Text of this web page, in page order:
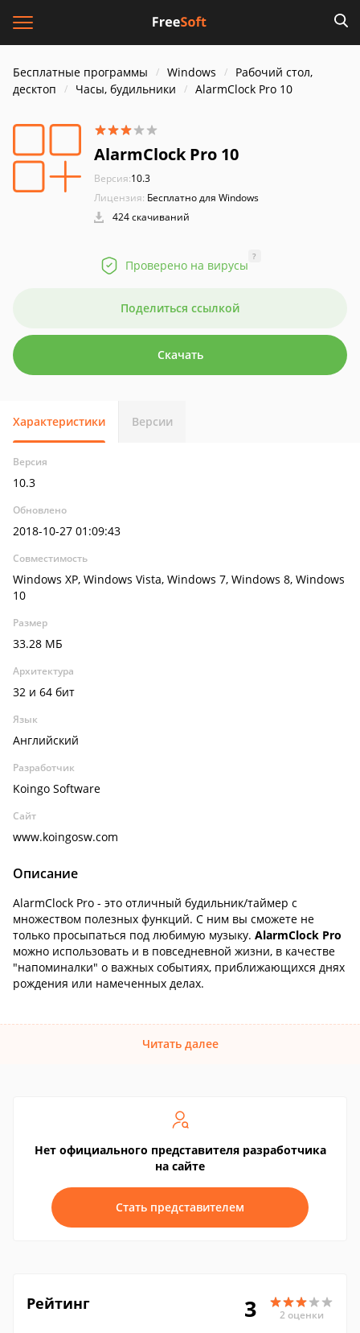
Бесплатные программы Windows
Рабочий стол,
десктоп
Часы, будильники AlarmClock Pro 10
AlarmClock Pro 10
Версия:10.3
Лицензия: Бесплатно для Windows
424 скачиваний
Проверено на вирусы
?
Поделиться ссылкой
Скачать
Характеристики Версии
Версия
10.3
Обновлено
2018-10-27 01:09:43
Совместимость
Windows XP, Windows Vista, Windows 7, Windows 8, Windows
10
Размер
33.28 МБ
Архитектура
32 и 64 бит
Язык
Английский
Разработчик
Koingo Software
Сайт
www.koingosw.com
Описание
AlarmClock Pro - это отличный будильник/таймер с
множеством полезных функций. С ним вы сможете не
только просыпаться под любимую музыку. AlarmClock Pro
можно использовать и в повседневной жизни, в качестве
"напоминалки" о важных событиях, приближающихся днях
рождения или намеченных делах.
Читать далее
Нет официального представителя разработчика
на сайте
Стать представителем
Рейтинг 3 2 оценки